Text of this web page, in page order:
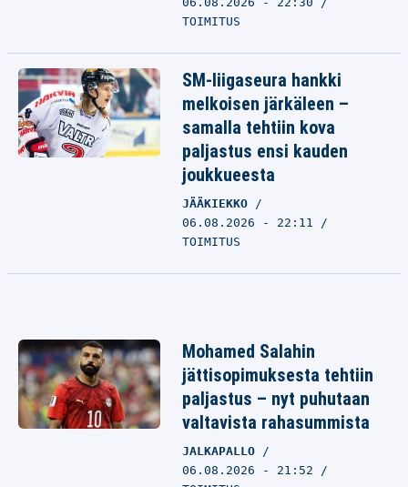
TOIMITUS
SM-liigaseura hankki
melkoisen järkäleen –
samalla tehtiin kova
paljastus ensi kauden
joukkueesta
JÄÄKIEKKO
06.08.2026 - 22:11
TOIMITUS
Mohamed Salahin
jättisopimuksesta tehtiin
paljastus – nyt puhutaan
valtavista rahasummista
JALKAPALLO
06.08.2026 - 21:52